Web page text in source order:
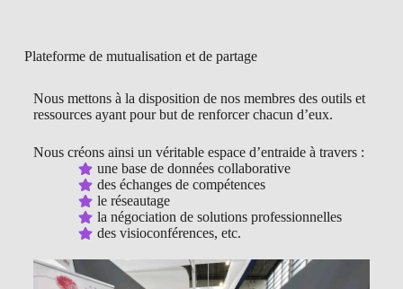
Plateforme de mutualisation et de partage
Nous mettons à la disposition de nos membres des outils et
ressources ayant pour but de renforcer chacun d’eux.
Nous créons ainsi un véritable espace d’entraide à travers :
une base de données collaborative
des échanges de compétences
le réseautage
la négociation de solutions professionnelles
des visioconférences, etc.